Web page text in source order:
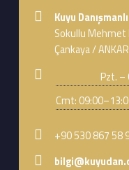
Address:
Kuyu
Sokullu Mehmet
Çankaya /
Pzt. –
Cmt:
Phone number:
+90 530 867 58
Email address: